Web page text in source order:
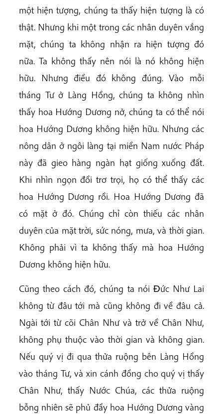
một hiện tượng, chúng ta thấy hiện tượng là có
thật. Nhưng khi một trong các nhân duyên vắng
mặt, chúng ta không nhận ra hiện tượng đó
nữa. Ta không thấy nên nói là nó không hiện
hữu. Nhưng điều đó không đúng. Vào mỗi
tháng Tư ở Làng Hồng, chúng ta không nhìn
thấy hoa Hướng Dương nở, chúng ta có thể nói
hoa Hướng Dương không hiện hữu. Nhưng các
nông dân ở ngôi làng tại miền Nam nước Pháp
này đã gieo hàng ngàn hạt giống xuống đất.
Khi nhìn ngọn đồi trơ trọi, họ có thể thấy các
hoa Hướng Dương rồi. Hoa Hướng Dương đã
có mặt ở đó. Chúng chỉ còn thiếu các nhân
duyên của mặt trời, sức nóng, mưa, và thời gian.
Không phải vì ta không thấy mà hoa Hướng
Dương không hiện hữu.
Cũng theo cách đó, chúng ta nói Ðức Như Lai
không từ đâu tới mà cũng không đi về đâu cả.
Ngài tới từ cõi Chân Như và trở về Chân Như,
không phụ thuộc vào thời gian và không gian.
Nếu quý vị đi qua thửa ruộng bên Làng Hồng
vào tháng Tư, và xin cánh đồng cho quý vị thấy
Chân Như, thấy Nước Chúa, các thửa ruộng
bỗng nhiên sẽ phủ đầy hoa Hướng Dương vàng